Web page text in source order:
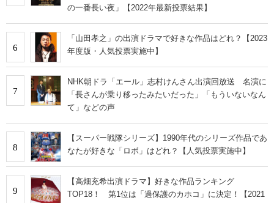
の一番長い夜」【2022年最新投票結果】
6
「山田孝之」の出演ドラマで好きな作品はどれ？【2023
年度版・人気投票実施中】
7
NHK朝ドラ「エール」志村けんさん出演回放送 名演に
「長さんが乗り移ったみたいだった」「もういないなん
て」などの声
8
【スーパー戦隊シリーズ】1990年代のシリーズ作品であ
なたが好きな「ロボ」はどれ？【人気投票実施中】
9
【高畑充希出演ドラマ】好きな作品ランキング
TOP18！ 第1位は「過保護のカホコ」に決定！【2021